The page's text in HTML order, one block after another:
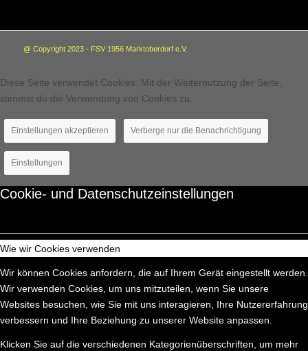
@ Copyright 2023 - FSV 1956 Marktoberdorf e.V.
Diese Seite verwendet Cookies. Mit der Weiternutzung der Seite,
stimmst du die Verwendung von Cookies zu.
Einstellungen akzeptieren Verberge nur die Benachrichtigung
Einstellungen
Cookie- und Datenschutzeinstellungen
Wie wir Cookies verwenden
Wir können Cookies anfordern, die auf Ihrem Gerät eingestellt werden.
Wir verwenden Cookies, um uns mitzuteilen, wenn Sie unsere
Websites besuchen, wie Sie mit uns interagieren, Ihre Nutzererfahrung
verbessern und Ihre Beziehung zu unserer Website anpassen.
Klicken Sie auf die verschiedenen Kategorienüberschriften, um mehr